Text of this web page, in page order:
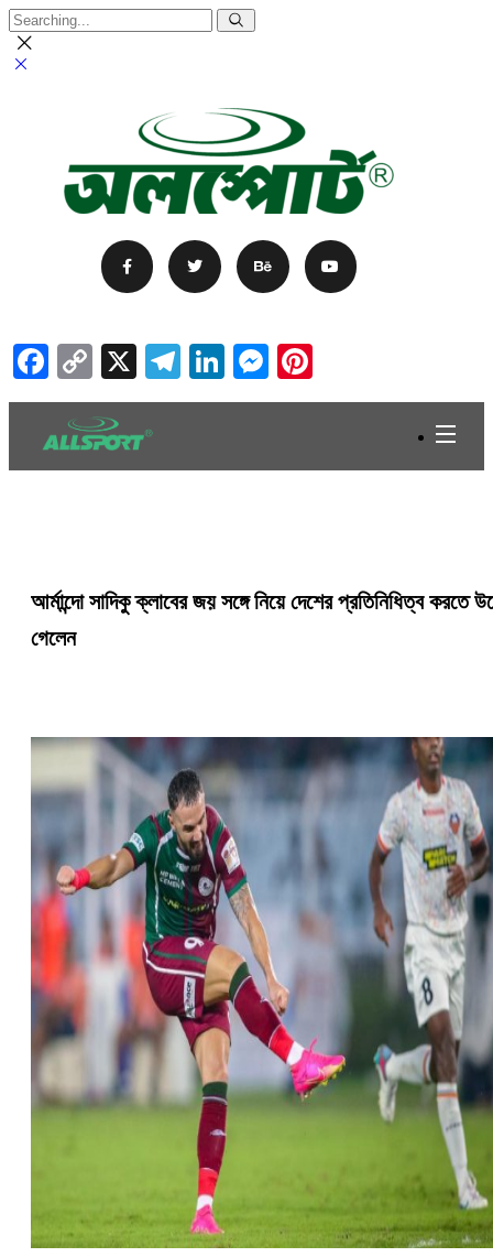
Facebook
Copy
Link
X Telegram
LinkedIn
Messenger
আর্মান্দো সাদিকু ক্লাবের জয় সঙ্গে নিয়ে দেশের প্রতিনিধিত্ব করতে
গেলেন